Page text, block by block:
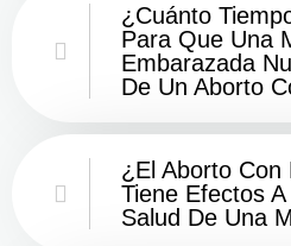
¿Cuánto
Para Que Una
Embarazada
De Un Aborto
¿El Aborto Con
Tiene Efectos
Salud De Una